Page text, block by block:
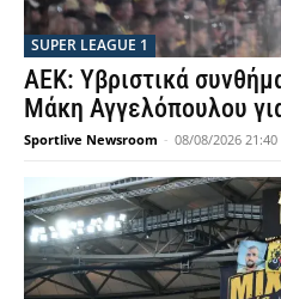
SUPER LEAGUE 1
ΑΕΚ: Υβριστικά
Μάκη Αγγελόπουλου
Sportlive Newsroom - 08/08/2026 21:40